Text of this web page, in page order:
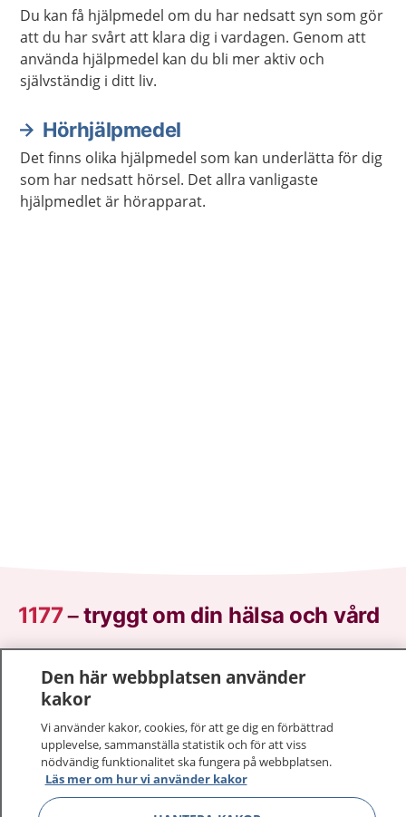
Du kan få hjälpmedel om du har nedsatt syn som gör
att du har svårt att klara dig i vardagen. Genom att
använda hjälpmedel kan du bli mer aktiv och
självständig i ditt liv.
Hörhjälpmedel
Det finns olika hjälpmedel som kan underlätta för dig
som har nedsatt hörsel. Det allra vanligaste
hjälpmedlet är hörapparat.
1177–tryggt om din hälsa och vård
sjukdomar och vilka mottagningar du kan kontakta.
Logga in för att läsa din journal och göra dina
vårdärenden. Ring telefonnummer 1177 för
sjukvårdsrådgivning dygnet runt.
1177 ger dig råd när du vill må bättre.
Den här webbplatsen använder
kakor
Vi använder kakor, cookies, för att ge dig en förbättrad
upplevelse, sammanställa statistik och för att viss
nödvändig funktionalitet ska fungera på webbplatsen.
Läs mer om hur vi använder kakor